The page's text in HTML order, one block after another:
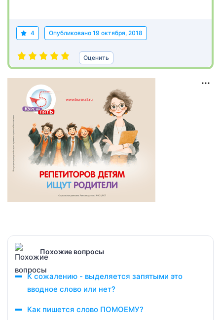
4 Опубликовано 19 октября, 2018
Оценить
Похожие вопросы
К сожалению - выделяется запятыми это
вводное слово или нет?
Как пишется слово ПОМОЕМУ?